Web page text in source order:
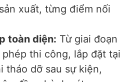
xuất, từng điểm nối
toàn diện: Từ giai đoạn
thi công, lắp đặt tại
tháo dỡ sau sự kiện,